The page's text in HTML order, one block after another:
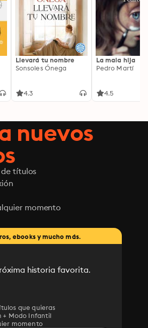
Llevará tu nombre
Sonsoles Ónega
4.3
La mala hija
Pedro Martí
4.5
nuevos
de títulos
momento
ebooks y mucho más.
historia favorita.
que quieras
+ Modo Infantil
momento